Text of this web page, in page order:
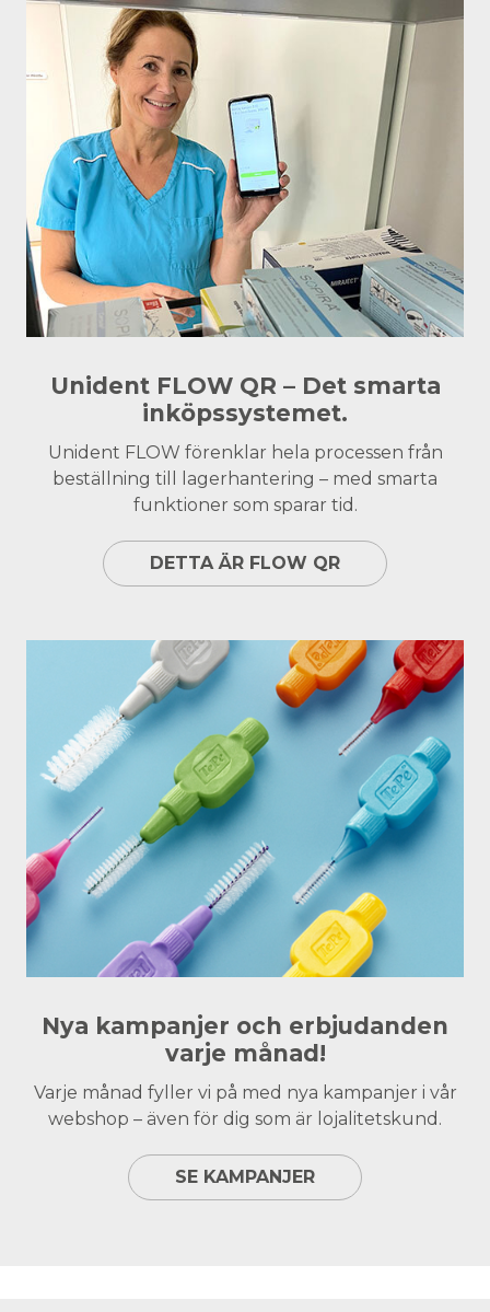
Unident FLOW QR – Det smarta
inköpssystemet.
Unident FLOW förenklar hela processen från
beställning till lagerhantering – med smarta
funktioner som sparar tid.
DETTA ÄR FLOW QR
Nya kampanjer och erbjudanden
varje månad!
Varje månad fyller vi på med nya kampanjer i vår
webshop – även för dig som är lojalitetskund.
SE KAMPANJER